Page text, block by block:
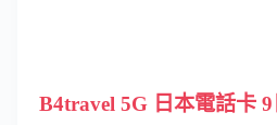
B4travel 5G 日本電話卡